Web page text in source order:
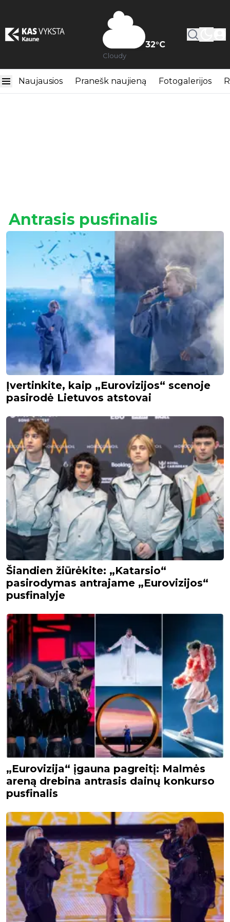
32°C
Cloudy
Naujausios Pranešk naujieną Fotogalerijos
Antrasis pusfinalis
Įvertinkite, kaip „Eurovizijos“ scenoje
pasirodė Lietuvos atstovai
Šiandien žiūrėkite: „Katarsio“
pasirodymas antrajame „Eurovizijos“
pusfinalyje
„Eurovizija“ įgauna pagreitį: Malmės
areną drebina antrasis dainų konkurso
pusfinalis